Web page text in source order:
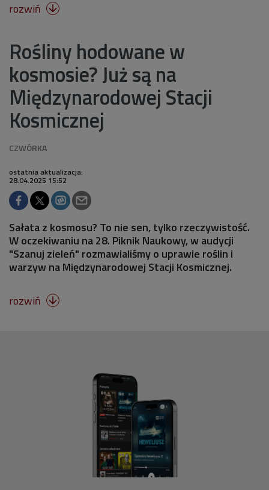
rozwiń 
Rośliny hodowane w
kosmosie? Już są na
Międzynarodowej Stacji
Kosmicznej
ostatnia aktualizacja:
28.04.2025 15:52
Sałata z kosmosu? To nie sen, tylko rzeczywistość.
W oczekiwaniu na 28. Piknik Naukowy, w audycji
"Szanuj zieleń" rozmawialiśmy o uprawie roślin i
warzyw na Międzynarodowej Stacji Kosmicznej.
rozwiń 